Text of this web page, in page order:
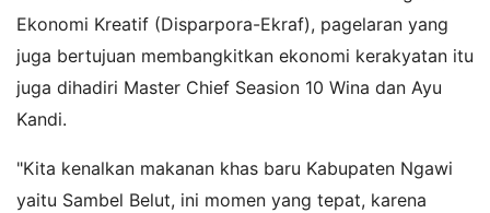
Ekonomi Kreatif (Disparpora-Ekraf), pagelaran yang
juga bertujuan membangkitkan ekonomi kerakyatan itu
juga dihadiri Master Chief Seasion 10 Wina dan Ayu
Kandi.
"Kita kenalkan makanan khas baru Kabupaten Ngawi
yaitu Sambel Belut, ini momen yang tepat, karena